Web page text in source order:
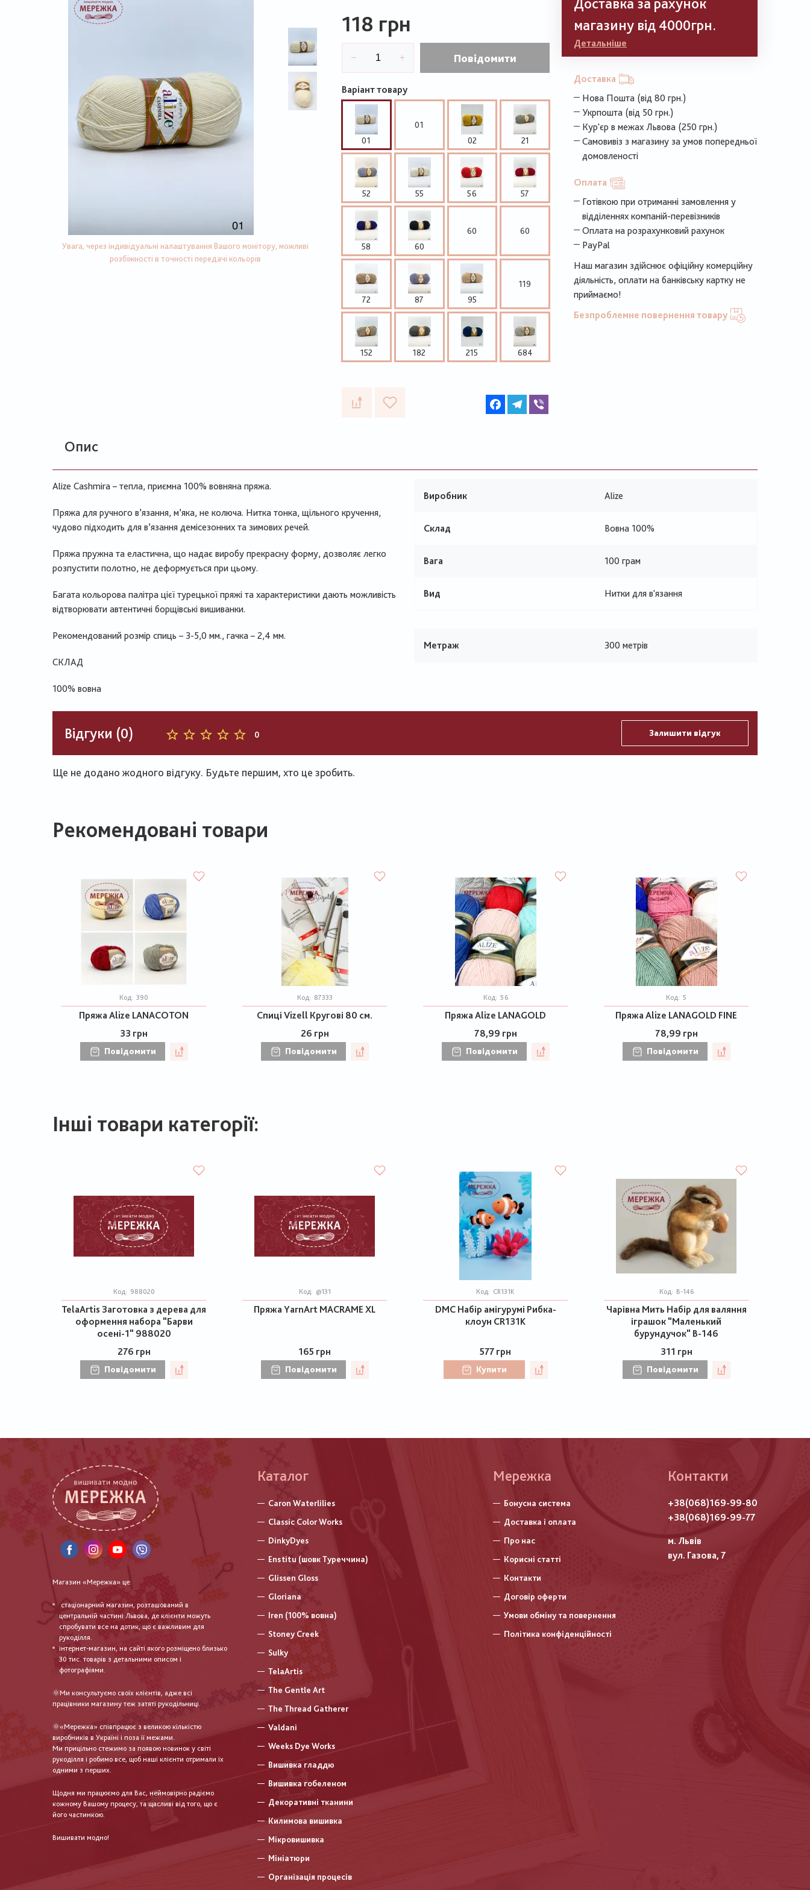
Увага, через індивідуальні налаштування Вашого монітору, можливі
розбіжності в точності передачі кольорів
118 грн
Повідомити
Варіант товару
01
01
02
21
52 55 56 57
58 60
60 60
72 87 95
119
152 182 215 684
FacebookTelegram
магазину від 4000грн.
Детальніше
Доставка
Нова Пошта (від 80 грн.)
Укрпошта (від 50 грн.)
Кур'єр в межах Львова (250 грн.)
Самовивіз з магазину за умов попередньої
домовленості
Оплата
Готівкою при отриманні замовлення у
відділеннях компаній-перевізників
Оплата на розрахунковий рахунок
PayPal
Наш магазин здійснює офіційну комерційну
діяльність, оплати на банківську картку не
приймаємо!
Безпроблемне повернення товару
Опис
Alize Cashmira – тепла, приємна 100% вовняна пряжа.
Пряжа для ручного в’язання, м’яка, не колюча. Нитка тонка, щільного кручення,
чудово підходить для в’язання демісезонних та зимових речей.
Пряжа пружна та еластична, що надає виробу прекрасну форму, дозволяє легко
розпустити полотно, не деформується при цьому.
Багата кольорова палітра цієї турецької пряжі та характеристики дають можливість
відтворювати автентичні борщівські вишиванки.
Рекомендований розмір спиць – 3-5,0 мм., гачка – 2,4 мм.
СКЛАД
100% вовна
Виробник Alize
Склад Вовна 100%
Вага 100 грам
Вид Нитки для в'язання
Метраж 300 метрів
Відгуки (0) 0 Залишити відгук
Ще не додано жодного відгуку. Будьте першим, хто це зробить.
Рекомендовані товари
Код: 390
Пряжа Alize LANACOTON
33 грн
Повідомити
Код: 87333
Спиці Vizell Кругові 80 см.
26 грн
Повідомити
Код: 56
Пряжа Alize LANAGOLD
78,99 грн
Повідомити
Код: 5
Пряжа Alize LANAGOLD FINE
78,99 грн
Повідомити
Інші товари категорії:
Код: 988020
TelaArtis Заготовка з дерева для
оформення набора "Барви
осені-1" 988020
276 грн
Повідомити
Код: @131
Пряжа YarnArt MACRAME XL
165 грн
Повідомити
Код: CR131K
DMC Набір амігурумі Рибка-
клоун CR131K
577 грн
Купити
Код: В-146
Чарівна Мить Набір для валяння
іграшок "Маленький
бурундучок" В-146
311 грн
Повідомити
Магазин «Мережка» це:
стаціонарний магазин, розташований в
центральній частині Львова, де клієнти можуть
спробувати все на дотик, що є важливим для
рукоділля.
інтернет-магазин, на сайті якого розміщено близько
30 тис. товарів з детальними описом і
фотографіями.
🌞Ми консультуємо своїх клієнтів, адже всі
працівники магазину теж затяті рукодільниці.
🌞«Мережка» співпрацює з великою кількістю
виробників в Україні і поза її межами.
Ми прицільно стежимо за появою новинок у світі
рукоділля і робимо все, щоб наші клієнти отримали їх
одними з перших.
Щодня ми працюємо для Вас, неймовірно радіємо
кожному Вашому процесу, та щасливі від того, що є
його частинкою.
Вишивати модно!
Каталог
Caron Waterlilies
Classic Color Works
DinkyDyes
Enstitu (шовк Туреччина)
Glissen Gloss
Gloriana
Iren (100% вовна)
Stoney Creek
Sulky
TelaArtis
The Gentle Art
The Thread Gatherer
Valdani
Weeks Dye Works
Вишивка гладдю
Вишивка гобеленом
Декоративні тканини
Килимова вишивка
Мікровишивка
Мініатюри
Організація процесів
Меню
нижнього
колонтитулу
Мережка
Бонусна система
Доставка і оплата
Про нас
Корисні статті
Контакти
Договір оферти
Умови обміну та повернення
Політика конфіденційності
Контакти
+38(068)169-99-80
+38(068)169-99-77
м. Львів
вул. Газова, 7